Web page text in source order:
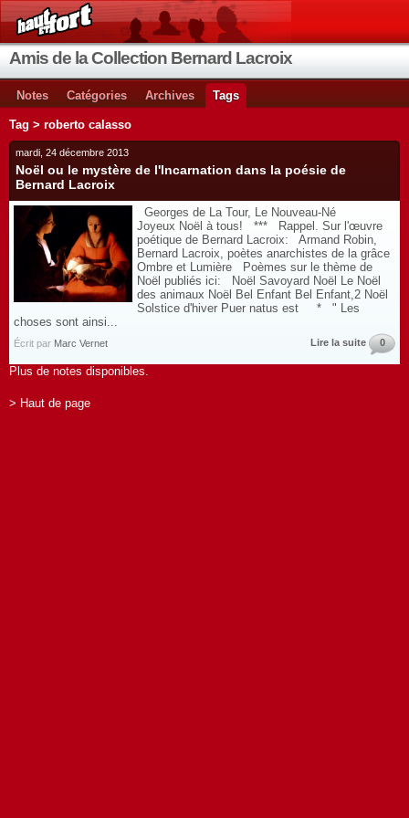
Amis de la Collection Bernard Lacroix
Notes Catégories Archives Tags
Tag > roberto calasso
mardi, 24 décembre 2013
Noël ou le mystère de l'Incarnation dans la poésie de
Bernard Lacroix
Georges de La Tour, Le Nouveau-Né
Joyeux Noël à tous! *** Rappel. Sur l'œuvre
poétique de Bernard Lacroix: Armand Robin,
Bernard Lacroix, poètes anarchistes de la grâce
Ombre et Lumière Poèmes sur le thème de
Noël publiés ici: Noël Savoyard Noël Le Noël
des animaux Noël Bel Enfant Bel Enfant,2 Noël
Solstice d'hiver Puer natus est * " Les
choses sont ainsi...
Écrit par Marc Vernet Lire la suite 0
Plus de notes disponibles.
> Haut de page